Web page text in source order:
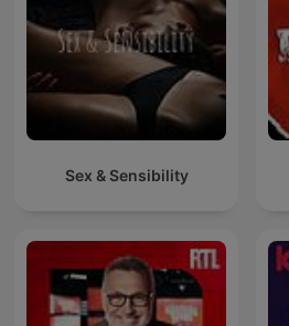
Sex & Sensibility